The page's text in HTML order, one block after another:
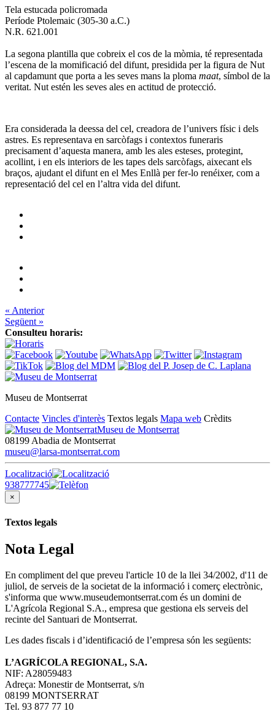
Tela estucada policromada
Període Ptolemaic (305-30 a.C.)
N.R. 621.001
La segona plantilla que cobreix el cos de la mòmia, té representada
l’escena de la momificació del difunt, presidida per la figura de Nut
al capdamunt que porta a les seves mans la ploma maat, símbol de la
veritat. Nut estén les seves ales en actitud de protecció.
Era considerada la deessa del cel, creadora de l’univers físic i dels
astres. Es representava en sarcòfags i contextos funeraris
precisament d’aquesta manera, amb les ales esteses, protegint,
acollint, i en els interiors de les tapes dels sarcòfags, aixecant els
braços, ajudant el difunt en el Mes Enllà per fer-lo renéixer, com a
representació del cel en l’altra vida del difunt.
« Anterior
Següent »
Consulteu horaris:
Museu de Montserrat
Contacte Vincles d'interès Textos legals Mapa web Crèdits
Museu de Montserrat
08199 Abadia de Montserrat
museu@larsa-montserrat.com
Localització
938777745
×
Textos legals
Nota Legal
En compliment del que preveu l'article 10 de la llei 34/2002, d'11 de
juliol, de serveis de la societat de la informació i comerç electrònic,
s'informa que www.museudemontserrat.com és un domini de
L'Agrícola Regional S.A., empresa que gestiona els serveis del
recinte del Santuari de Montserrat.
Les dades fiscals i d’identificació de l’empresa són les següents:
L’AGRÍCOLA REGIONAL, S.A.
NIF: A28059483
Adreça: Monestir de Montserrat, s/n
08199 MONTSERRAT
Tel. 93 877 77 10